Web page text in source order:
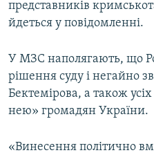
представників
йдеться у повідомленні.
У МЗС наполягають, що
рішення суду і негайно
Бектемірова, а також
нею» громадян України.
«Винесення політично